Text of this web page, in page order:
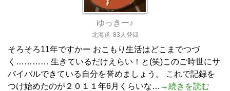
ゆっきー♪
北海道 83人登録
そろそろ11年ですかー おこもり生活はどこまでつづ
く………… 生きているだけえらい！と(笑)このご時世にサ
バイバルできている自分を誉めましょう。 これで記録を
つけ始めたのが２０１１年6月くらいな… →続きを読む